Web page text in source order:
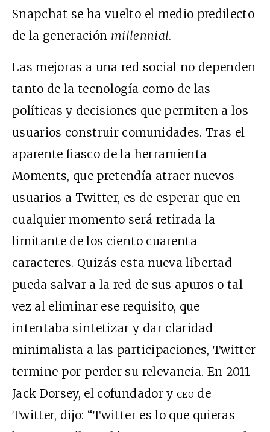
Snapchat se ha vuelto el medio predilecto
de la generación millennial.
Las mejoras a una red social no dependen
tanto de la tecnología como de las
políticas y decisiones que permiten a los
usuarios construir comunidades. Tras el
aparente fiasco de la herramienta
Moments, que pretendía atraer nuevos
usuarios a Twitter, es de esperar que en
cualquier momento será retirada la
limitante de los ciento cuarenta
caracteres. Quizás esta nueva libertad
pueda salvar a la red de sus apuros o tal
vez al eliminar ese requisito, que
intentaba sintetizar y dar claridad
minimalista a las participaciones, Twitter
termine por perder su relevancia. En 2011
Jack Dorsey, el cofundador y ceo de
Twitter, dijo: “Twitter es lo que quieras